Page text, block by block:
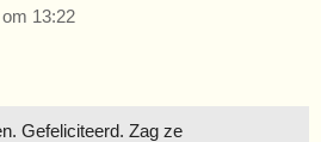
13:22
Gefeliciteerd. Zag ze